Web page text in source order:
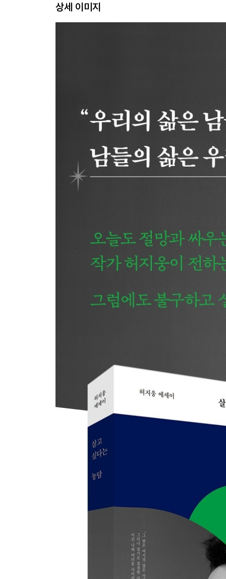
누구나 알지만 누구도 모르는 이름
보통사람 최은희
상세 이미지